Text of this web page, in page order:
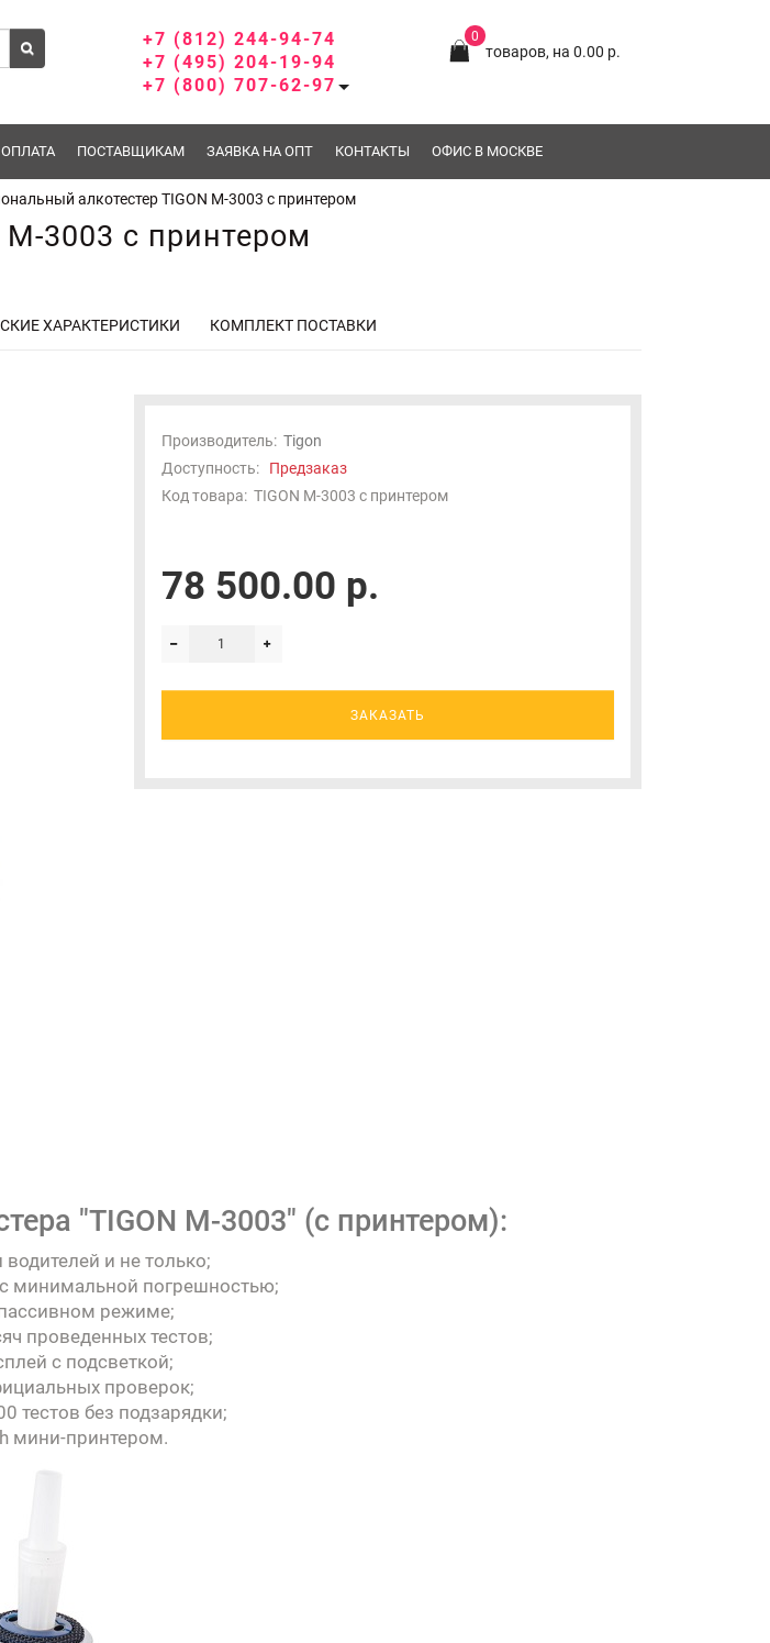
0
товаров, на 0.00 р.
+7 (812) 244-94-74
+7 (495) 204-19-94
+7 (800) 707-62-97
ОПЛАТА ПОСТАВЩИКАМ ЗАЯВКА НА ОПТ КОНТАКТЫ ОФИС В МОСКВЕ
алкотестер TIGON М-3003 с принтером
3003 с принтером
ХАРАКТЕРИСТИКИ КОМПЛЕКТ ПОСТАВКИ
Производитель: Tigon
Доступность: Предзаказ
Код товара: TIGON М-3003 с принтером
78 500.00 р.
ЗАКАЗАТЬ
"TIGON М-3003" (с принтером):
и не только;
с минимальной погрешностью;
режиме;
проведенных тестов;
с подсветкой;
проверок;
тестов без подзарядки;
мини-принтером.